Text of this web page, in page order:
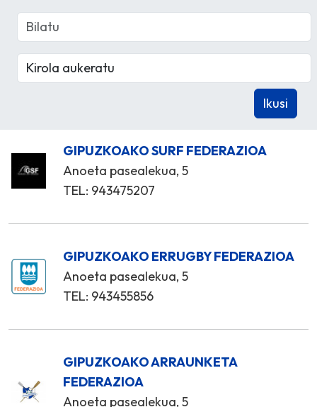
GIPUZKOAKO SURF FEDERAZIOA
Anoeta pasealekua, 5
TEL: 943475207
GIPUZKOAKO ERRUGBY FEDERAZIOA
Anoeta pasealekua, 5
TEL: 943455856
GIPUZKOAKO ARRAUNKETA
FEDERAZIOA
Anoeta pasealekua, 5